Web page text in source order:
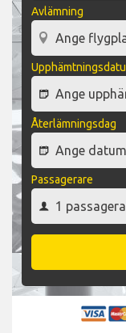
Avlämning
Återlämningsdag
Passagerare